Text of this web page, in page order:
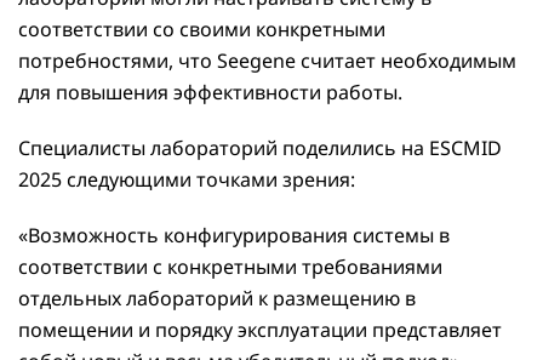
соответствии со своими конкретными
потребностями, что Seegene считает необходимым
для повышения эффективности работы.
Специалисты лабораторий поделились на ESCMID
2025 следующими точками зрения:
«Возможность конфигурирования системы в
соответствии с конкретными требованиями
отдельных лабораторий к размещению в
помещении и порядку эксплуатации представляет